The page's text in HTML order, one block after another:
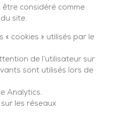
considéré comme
site.
« cookies » utilisés par le
de l’utilisateur sur
sont utilisés lors de
Analytics.
les réseaux